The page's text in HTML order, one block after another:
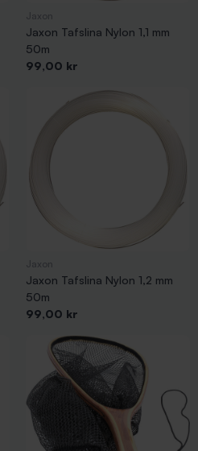
Jaxon Tafslina Nylon 1,1 mm
50m
Pris
99,00 kr
Jaxon Tafslina Nylon 1,2 mm
50m
Pris
99,00 kr